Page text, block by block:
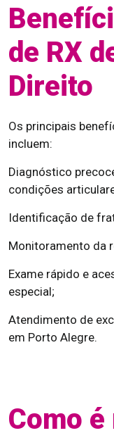
de RX
Direito
Os principais
incluem:
Diagnóstico
condições
Identificação de
Monitoramento da
Exame rápido e
especial;
Atendimento de
em Porto Alegre.
Como